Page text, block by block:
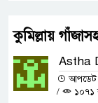
কুমিল্লায়
Astha
আপডেট
/
১০৭১